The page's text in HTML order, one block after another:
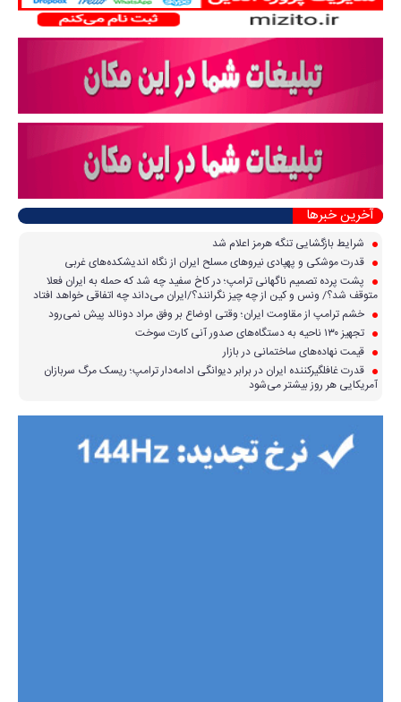
آخرین خبرها
شرایط بازگشایی تنگه هرمز اعلام شد
قدرت موشکی و پهپادی نیرو‌های مسلح ایران از نگاه اندیشکده‌های غربی
پشت پرده تصمیم ناگهانی ترامپ؛ در کاخ سفید چه شد که حمله به ایران فعلا
متوقف شد؟/ ونس و کین از چه چیز نگرانند؟/ایران می‌داند چه اتفاقی خواهد افتاد
خشم ترامپ از مقاومت ایران؛ وقتی اوضاع بر وفق مراد دونالد پیش نمی‌رود
تجهیز ۱۳۰ ناحیه به دستگاه‌های صدور آنی کارت سوخت
قیمت نهاده‌های ساختمانی در بازار
قدرت غافلگیرکننده ایران در برابر دیوانگی ادامه‌دار ترامپ؛ ریسک مرگ سربازان
آمریکایی هر روز بیشتر می‌شود